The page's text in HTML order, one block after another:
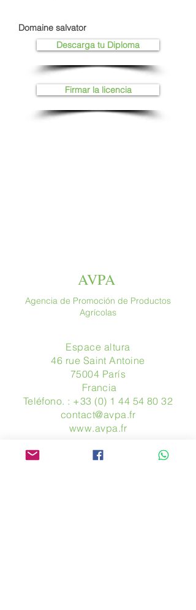
Domaine salvator
Descarga tu Diploma
Firmar la licencia
AVPA
Agencia de Promoción de Productos
Agrícolas
Espace altura
46 rue Saint Antoine
75004 París
​ Francia
Teléfono. : +33 (0) 1 44 54 80 32
contact@avpa.fr
www.avpa.fr